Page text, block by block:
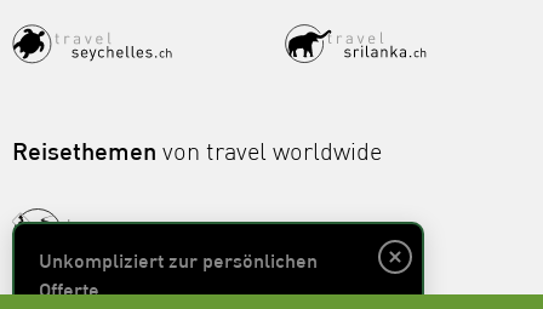
Reisethemen von travel worldwide
Unkompliziert zur persönlichen
Offerte